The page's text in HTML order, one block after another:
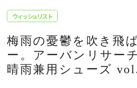
JEWELRY & WATCH
LIFESTYLE
CULTURE
ウィッシュリスト
梅雨の憂鬱を吹き飛
ー。アーバンリサー
晴雨兼用シューズ